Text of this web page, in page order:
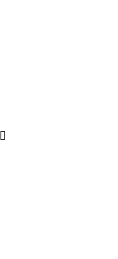
